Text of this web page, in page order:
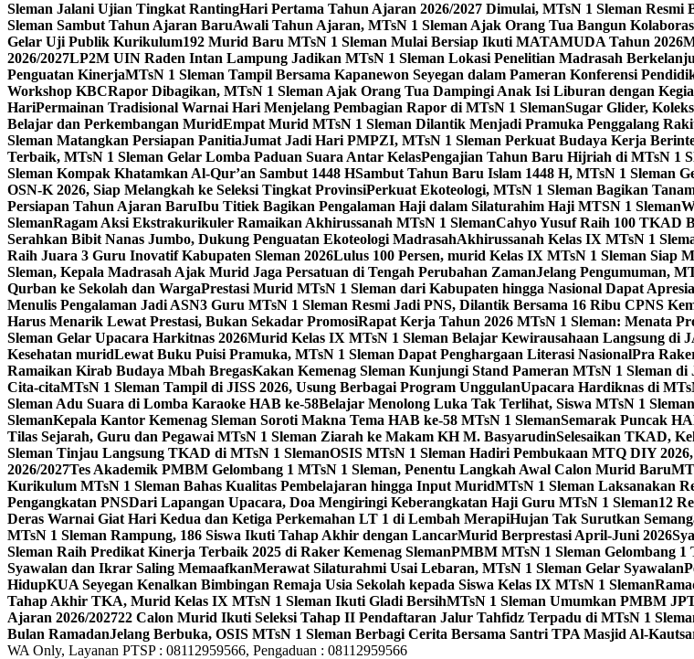
Sleman Jalani Ujian Tingkat RantingHari Pertama Tahun Ajaran 2026/2027 Dimulai, MTsN 1 Sleman
Sleman Sambut Tahun Ajaran BaruAwali Tahun Ajaran, MTsN 1 Sleman Ajak Orang Tua Bangun
Gelar Uji Publik Kurikulum192 Murid Baru MTsN 1 Sleman Mulai Bersiap Ikuti MATAMUDA Tahun 2026
2026/2027LP2M UIN Raden Intan Lampung Jadikan MTsN 1 Sleman Lokasi Penelitian Madrasah
Penguatan KinerjaMTsN 1 Sleman Tampil Bersama Kapanewon Seyegan dalam Pameran Konferensi
Workshop KBCRapor Dibagikan, MTsN 1 Sleman Ajak Orang Tua Dampingi Anak Isi Liburan dengan
HariPermainan Tradisional Warnai Hari Menjelang Pembagian Rapor di MTsN 1 SlemanSugar Glider,
Belajar dan Perkembangan MuridEmpat Murid MTsN 1 Sleman Dilantik Menjadi Pramuka Penggalang
Sleman Matangkan Persiapan PanitiaJumat Jadi Hari PMPZI, MTsN 1 Sleman Perkuat Budaya Kerja
Terbaik, MTsN 1 Sleman Gelar Lomba Paduan Suara Antar KelasPengajian Tahun Baru Hijriah di MTsN 1
Sleman Kompak Khatamkan Al-Qur’an Sambut 1448 HSambut Tahun Baru Islam 1448 H, MTsN 1 Sleman
OSN-K 2026, Siap Melangkah ke Seleksi Tingkat ProvinsiPerkuat Ekoteologi, MTsN 1 Sleman Bagikan
Persiapan Tahun Ajaran BaruIbu Titiek Bagikan Pengalaman Haji dalam Silaturahim Haji MTSN 1 Sleman
SlemanRagam Aksi Ekstrakurikuler Ramaikan Akhirussanah MTsN 1 SlemanCahyo Yusuf Raih 100 TKAD
Serahkan Bibit Nanas Jumbo, Dukung Penguatan Ekoteologi MadrasahAkhirussanah Kelas IX MTsN 1
Raih Juara 3 Guru Inovatif Kabupaten Sleman 2026Lulus 100 Persen, murid Kelas IX MTsN 1 Sleman Siap
Sleman, Kepala Madrasah Ajak Murid Jaga Persatuan di Tengah Perubahan ZamanJelang Pengumuman,
Qurban ke Sekolah dan WargaPrestasi Murid MTsN 1 Sleman dari Kabupaten hingga Nasional Dapat
Menulis Pengalaman Jadi ASN3 Guru MTsN 1 Sleman Resmi Jadi PNS, Dilantik Bersama 16 Ribu CPNS
Harus Menarik Lewat Prestasi, Bukan Sekadar PromosiRapat Kerja Tahun 2026 MTsN 1 Sleman: Menata
Sleman Gelar Upacara Harkitnas 2026Murid Kelas IX MTsN 1 Sleman Belajar Kewirausahaan Langsung di
Kesehatan muridLewat Buku Puisi Pramuka, MTsN 1 Sleman Dapat Penghargaan Literasi NasionalPra
Ramaikan Kirab Budaya Mbah BregasKakan Kemenag Sleman Kunjungi Stand Pameran MTsN 1 Sleman di
Cita-citaMTsN 1 Sleman Tampil di JISS 2026, Usung Berbagai Program UnggulanUpacara Hardiknas di
Sleman Adu Suara di Lomba Karaoke HAB ke-58Belajar Menolong Luka Tak Terlihat, Siswa MTsN 1
SlemanKepala Kantor Kemenag Sleman Soroti Makna Tema HAB ke-58 MTsN 1 SlemanSemarak Puncak
Tilas Sejarah, Guru dan Pegawai MTsN 1 Sleman Ziarah ke Makam KH M. BasyarudinSelesaikan TKAD,
Sleman Tinjau Langsung TKAD di MTsN 1 SlemanOSIS MTsN 1 Sleman Hadiri Pembukaan MTQ DIY
2026/2027Tes Akademik PMBM Gelombang 1 MTsN 1 Sleman, Penentu Langkah Awal Calon Murid Baru
Kurikulum MTsN 1 Sleman Bahas Kualitas Pembelajaran hingga Input MuridMTsN 1 Sleman Laksanakan
Pengangkatan PNSDari Lapangan Upacara, Doa Mengiringi Keberangkatan Haji Guru MTsN 1 Sleman12
Deras Warnai Giat Hari Kedua dan Ketiga Perkemahan LT 1 di Lembah MerapiHujan Tak Surutkan
MTsN 1 Sleman Rampung, 186 Siswa Ikuti Tahap Akhir dengan LancarMurid Berprestasi April-Juni 2026
Sleman Raih Predikat Kinerja Terbaik 2025 di Raker Kemenag SlemanPMBM MTsN 1 Sleman Gelombang 1
Syawalan dan Ikrar Saling MemaafkanMerawat Silaturahmi Usai Lebaran, MTsN 1 Sleman Gelar Syawalan
HidupKUA Seyegan Kenalkan Bimbingan Remaja Usia Sekolah kepada Siswa Kelas IX MTsN 1 Sleman
Tahap Akhir TKA, Murid Kelas IX MTsN 1 Sleman Ikuti Gladi BersihMTsN 1 Sleman Umumkan PMBM
Ajaran 2026/202722 Calon Murid Ikuti Seleksi Tahap II Pendaftaran Jalur Tahfidz Terpadu di MTsN 1
Bulan RamadanJelang Berbuka, OSIS MTsN 1 Sleman Berbagi Cerita Bersama Santri TPA Masjid Al-
WA Only, Layanan PTSP : 08112959566, Pengaduan : 08112959566